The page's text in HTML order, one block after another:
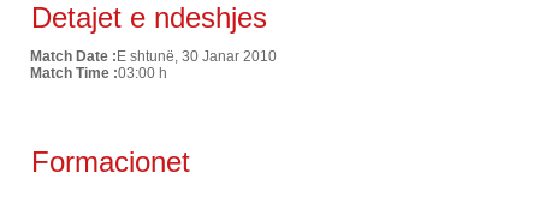
Detajet e ndeshjes
Match Date : E shtunë, 30 Janar 2010
Match Time :03:00 h
Formacionet